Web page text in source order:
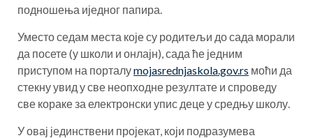
подношења иједног папира.
Уместо седам места које су родитељи до сада морали
да посете (у школи и онлајн), сада ће једним
приступом на порталуmojasrednjaskola.gov.rs моћи да
стекну увид у све неопходне резултате и спроведу
све кораке за електронски упис деце у средњу школу.
У овај јединствени пројекат, који подразумева